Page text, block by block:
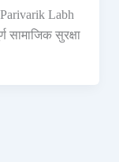
Parivarik Labh
सामाजिक सुरक्षा